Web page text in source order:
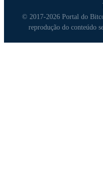
© 2017-2026 Portal do
reprodução do conteúdo